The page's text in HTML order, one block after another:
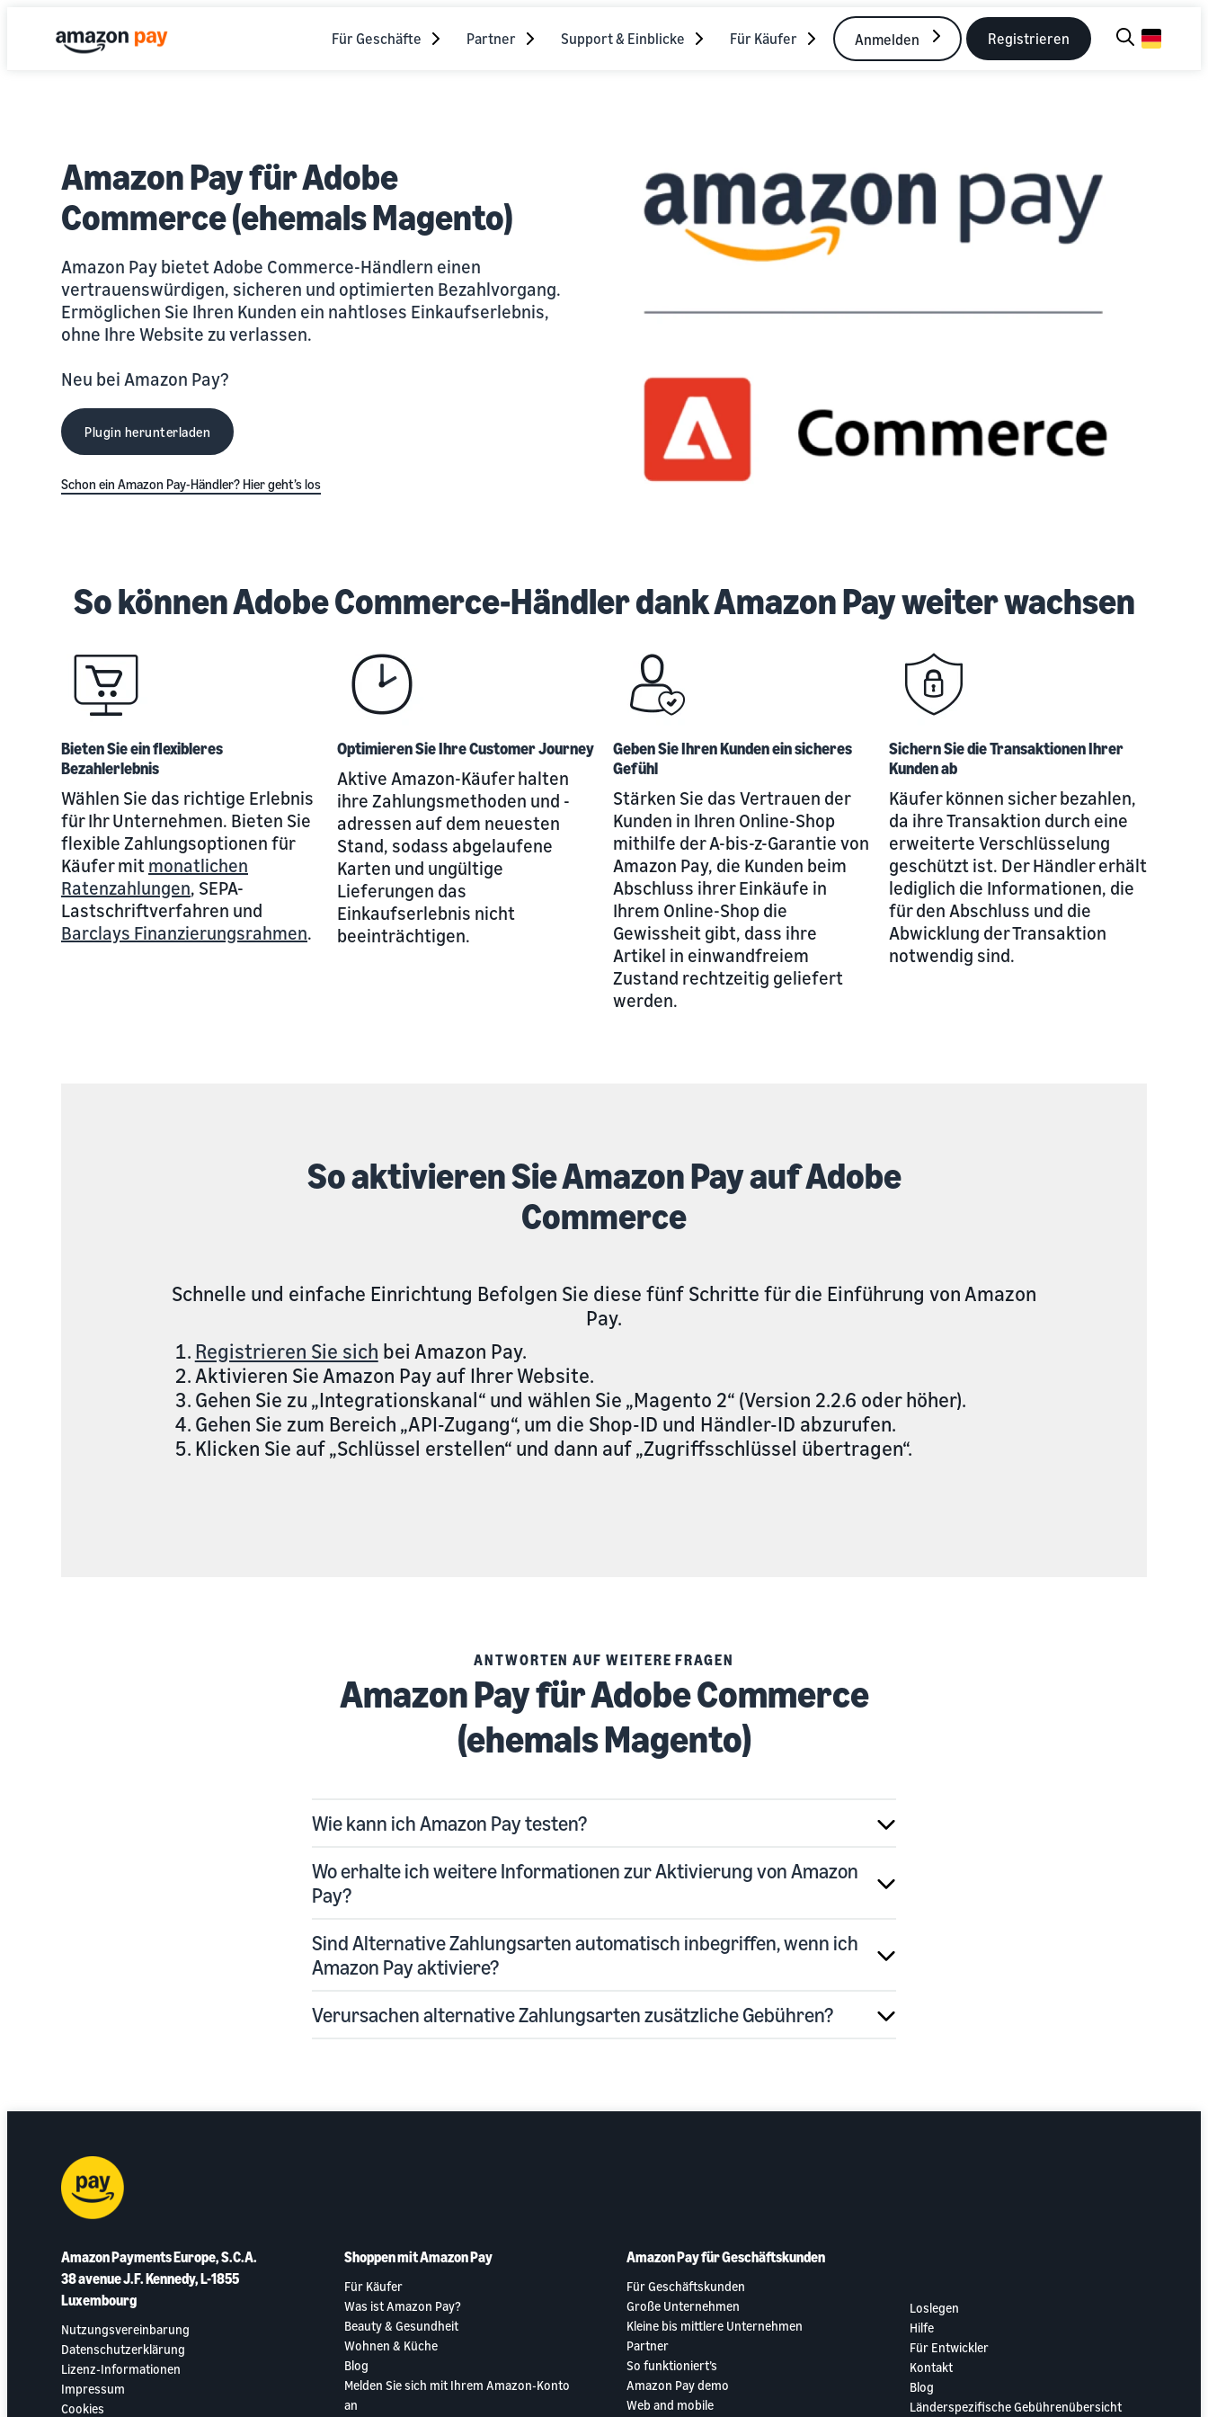
Für Geschäfte Partner Support & Einblicke Für Käufer Anmelden Registrieren
Amazon Pay für Adobe
Commerce (ehemals Magento)
Amazon Pay bietet Adobe Commerce-Händlern einen
vertrauenswürdigen, sicheren und optimierten Bezahlvorgang.
Ermöglichen Sie Ihren Kunden ein nahtloses Einkaufserlebnis,
ohne Ihre Website zu verlassen.
Neu bei Amazon Pay?
Plugin herunterladen
Schon ein Amazon Pay-Händler? Hier geht’s los
So können Adobe Commerce-Händler dank Amazon Pay weiter wachsen
Bieten Sie ein flexibleres
Bezahlerlebnis
Wählen Sie das richtige Erlebnis
für Ihr Unternehmen. Bieten Sie
flexible Zahlungsoptionen für
Käufer mit monatlichen
Ratenzahlungen, SEPA-
Lastschriftverfahren und
Barclays Finanzierungsrahmen.
Optimieren Sie Ihre Customer Journey
Aktive Amazon-Käufer halten
ihre Zahlungsmethoden und -
adressen auf dem neuesten
Stand, sodass abgelaufene
Karten und ungültige
Lieferungen das
Einkaufserlebnis nicht
beeinträchtigen.
Geben Sie Ihren Kunden ein sicheres
Gefühl
Stärken Sie das Vertrauen der
Kunden in Ihren Online-Shop
mithilfe der A-bis-z-Garantie von
Amazon Pay, die Kunden beim
Abschluss ihrer Einkäufe in
Ihrem Online-Shop die
Gewissheit gibt, dass ihre
Artikel in einwandfreiem
Zustand rechtzeitig geliefert
werden.
Sichern Sie die Transaktionen Ihrer
Kunden ab
Käufer können sicher bezahlen,
da ihre Transaktion durch eine
erweiterte Verschlüsselung
geschützt ist. Der Händler erhält
lediglich die Informationen, die
für den Abschluss und die
Abwicklung der Transaktion
notwendig sind.
So aktivieren Sie Amazon Pay auf Adobe
Commerce
Schnelle und einfache Einrichtung Befolgen Sie diese fünf Schritte für die Einführung von Amazon
Pay.
Registrieren Sie sich bei Amazon Pay.
Aktivieren Sie Amazon Pay auf Ihrer Website.
Gehen Sie zu „Integrationskanal“ und wählen Sie „Magento 2“ (Version 2.2.6 oder höher).
Gehen Sie zum Bereich „API-Zugang“, um die Shop-ID und Händler-ID abzurufen.
Klicken Sie auf „Schlüssel erstellen“ und dann auf „Zugriffsschlüssel übertragen“.
ANTWORTEN AUF WEITERE FRAGEN
Amazon Pay für Adobe Commerce
(ehemals Magento)
Wie kann ich Amazon Pay testen?
Wo erhalte ich weitere Informationen zur Aktivierung von Amazon
Pay?
Sind Alternative Zahlungsarten automatisch inbegriffen, wenn ich
Amazon Pay aktiviere?
Verursachen alternative Zahlungsarten zusätzliche Gebühren?
Amazon Payments Europe, S.C.A.
38 avenue J.F. Kennedy, L-1855
Luxembourg
Nutzungsvereinbarung
Datenschutzerklärung
Lizenz-Informationen
Impressum
Cookies
Shoppen mit Amazon Pay
Für Käufer
Was ist Amazon Pay?
Beauty & Gesundheit
Wohnen & Küche
Blog
Melden Sie sich mit Ihrem Amazon-Konto
an
Amazon Pay für Geschäftskunden
Für Geschäftskunden
Große Unternehmen
Kleine bis mittlere Unternehmen
Partner
So funktioniert’s
Amazon Pay demo
Web and mobile
Loslegen
Hilfe
Für Entwickler
Kontakt
Blog
Länderspezifische Gebührenübersicht